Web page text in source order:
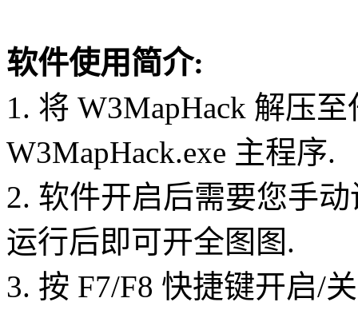
软件使用简介:
1. 将 W3MapHack 解压
W3MapHack.exe 主程序.
2. 软件开启后需要您手
运行后即可开全图图.
3. 按 F7/F8 快捷键开启/